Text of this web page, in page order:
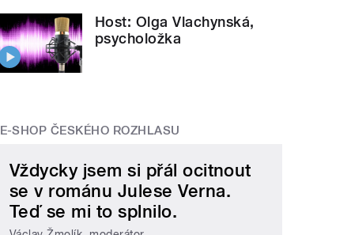
Host: Olga Vlachynská,
psycholožka
E-SHOP ČESKÉHO ROZHLASU
Vždycky jsem si přál ocitnout
se v románu Julese Verna.
Teď se mi to splnilo.